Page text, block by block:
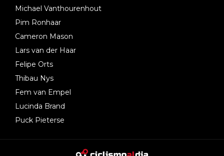
Michael Vanthourenhout
Pim Ronhaar
Cameron Mason
Lars van der Haar
Felipe Orts
Thibau Nys
Fem van Empel
Lucinda Brand
Puck Pieterse